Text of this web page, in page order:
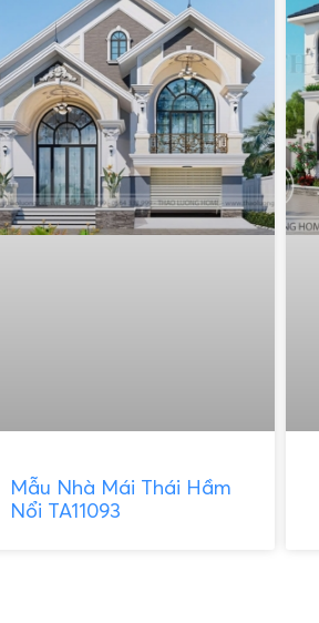
Mẫu Nhà Mái Thái Hầm
Nổi TA11093